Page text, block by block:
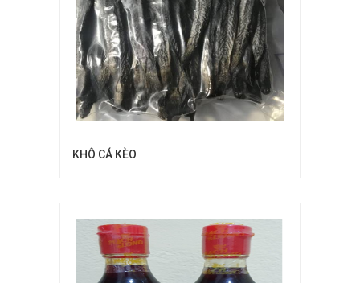
KHÔ CÁ KÈO